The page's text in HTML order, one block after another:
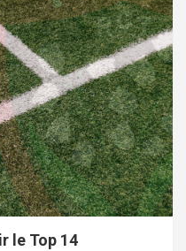
le Top 14